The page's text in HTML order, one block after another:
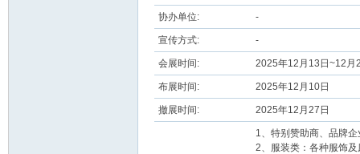
协办单位: -
宣传方式: -
会展时间: 2025年12月13日~12月
布展时间: 2025年12月10日
撤展时间: 2025年12月27日
1、特别赞助商、品牌
2、服装类：各种服饰